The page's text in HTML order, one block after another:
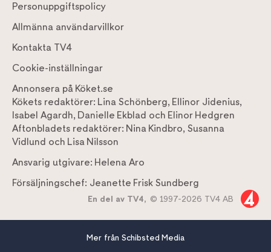
Personuppgiftspolicy
Allmänna användarvillkor
Kontakta TV4
Cookie-inställningar
Annonsera på Köket.se
Kökets redaktörer: Lina Schönberg, Ellinor Jidenius,
Isabel Agardh, Danielle Ekblad och Elinor Hedgren
Aftonbladets redaktörer: Nina Kindbro, Susanna
Vidlund och Lisa Nilsson
Ansvarig utgivare: Helena Aro
Försäljningschef: Jeanette Frisk Sundberg
En del av TV4, © 1997-2026 TV4 AB
Mer från Schibsted Media